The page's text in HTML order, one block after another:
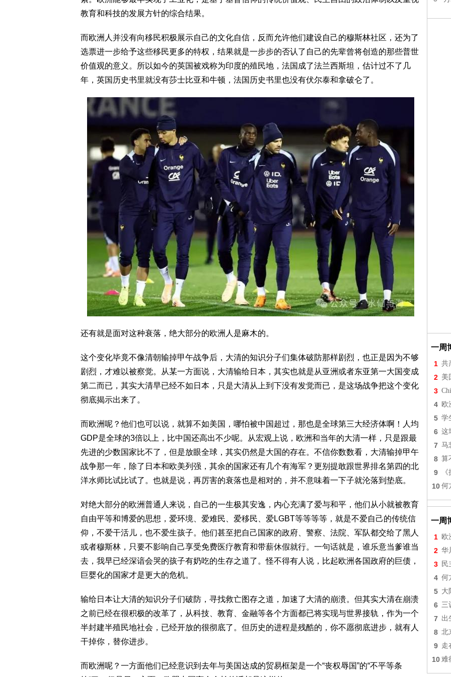
教育和科技的发展方针的综合结果。
而欧洲人并没有向移民积极展示自己的文化自信，反而允许他们建设自己的穆斯林社区，还为了
选票进一步给予这些移民更多的特权，结果就是一步步的否认了自己的先辈曾将创造的那些普世
价值观的意义。所以如今的英国被戏称为印度的殖民地，法国成了法兰西斯坦，估计过不了几
年，英国历史书里就没有莎士比亚和牛顿，法国历史书里也没有伏尔泰和拿破仑了。
还有就是面对这种衰落，绝大部分的欧洲人是麻木的。
这个变化毕竟不像清朝输掉甲午战争后，大清的知识分子们集体破防那样剧烈，也正是因为不够
剧烈，才难以被察觉。从某一方面说，大清输给日本，其实也就是从亚洲或者东亚第一大国变成
第二而已，其实大清早已经不如日本，只是大清从上到下没有发觉而已，是这场战争把这个变化
彻底揭示出来了。
而欧洲呢？他们也可以说，就算不如美国，哪怕被中国超过，那也是全球第三大经济体啊！人均
GDP是全球的3倍以上，比中国还高出不少呢。从宏观上说，欧洲和当年的大清一样，只是跟最
先进的少数国家比不了，但是放眼全球，其实仍然是大国的存在。不信你数数看，大清输掉甲午
战争那一年，除了日本和欧美列强，其余的国家还有几个有海军？更别提敢跟世界排名第四的北
洋水师比试比试了。也就是说，再厉害的衰落也是相对的，并不意味着一下子就沦落到垫底。
对绝大部分的欧洲普通人来说，自己的一生极其安逸，内心充满了爱与和平，他们从小就被教育
自由平等和博爱的思想，爱环境、爱难民、爱移民、爱LGBT等等等等，就是不爱自己的传统信
仰，不爱干活儿，也不爱生孩子。他们甚至把自己国家的政府、警察、法院、军队都交给了黑人
或者穆斯林，只要不影响自己享受免费医疗教育和带薪休假就行。一句话就是，谁乐意当爹谁当
去，我早已经深谙会哭的孩子有奶吃的生存之道了。怪不得有人说，比起欧洲各国政府的巨债，
巨婴化的国家才是更大的危机。
输给日本让大清的知识分子们破防，寻找救亡图存之道，加速了大清的崩溃。但其实大清在崩溃
之前已经在很积极的改革了，从科技、教育、金融等各个方面都已将实现与世界接轨，作为一个
半封建半殖民地社会，已经开放的很彻底了。但历史的进程是残酷的，你不愿彻底进步，就有人
干掉你，替你进步。
而欧洲呢？一方面他们已经意识到去年与美国达成的贸易框架是一个“丧权辱国”的“不平等条
一周
1 共
2 美
3
4 欧
5 学
6 这
7 马
8 算
9
10 何
一周
1 欧
2 华
3 民
4 何
5 大
6 三
7 出
8 北
9 走
10 难